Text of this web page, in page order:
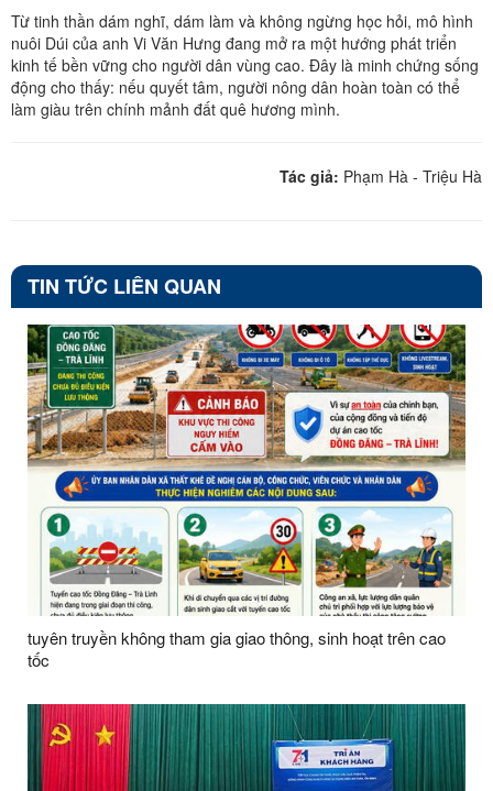
Từ tinh thần dám nghĩ, dám làm và không ngừng học hỏi, mô hình
nuôi Dúi của anh Vi Văn Hưng đang mở ra một hướng phát triển
kinh tế bền vững cho người dân vùng cao. Đây là minh chứng sống
động cho thấy: nếu quyết tâm, người nông dân hoàn toàn có thể
làm giàu trên chính mảnh đất quê hương mình.
Tác giả: Phạm Hà - Triệu Hà
TIN TỨC LIÊN QUAN
tuyên truyền không tham gia giao thông, sinh hoạt trên cao
tốc